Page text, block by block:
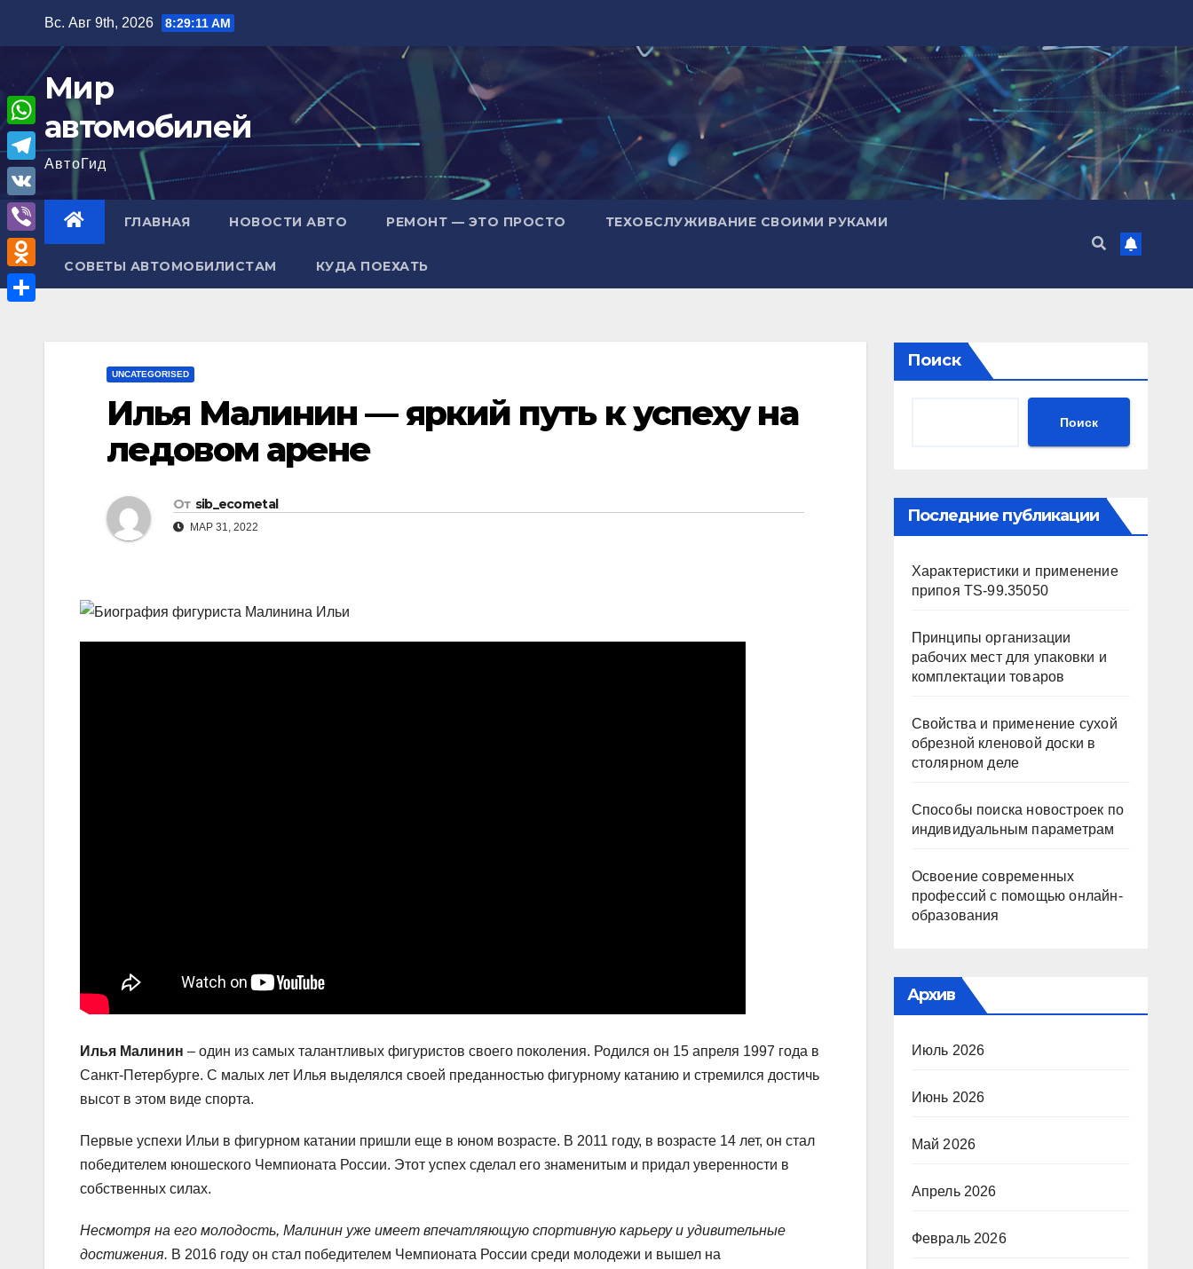
содержимому
Вс. Авг 9th, 2026 8:29:12 AM
Мир
автомобилей
АвтоГид
ГЛАВНАЯ НОВОСТИ АВТО РЕМОНТ — ЭТО ПРОСТО ТЕХОБСЛУЖИВАНИЕ СВОИМИ РУКАМИ
СОВЕТЫ АВТОМОБИЛИСТАМ КУДА ПОЕХАТЬ
UNCATEGORISED
Илья Малинин — яркий путь к успеху на
ледовом арене
От sib_ecometal
МАР 31, 2022
Илья Малинин – один из самых талантливых фигуристов своего поколения. Родился он 15 апреля 1997 года в
Санкт-Петербурге. С малых лет Илья выделялся своей преданностью фигурному катанию и стремился достичь
высот в этом виде спорта.
Первые успехи Ильи в фигурном катании пришли еще в юном возрасте. В 2011 году, в возрасте 14 лет, он стал
победителем юношеского Чемпионата России. Этот успех сделал его знаменитым и придал уверенности в
собственных силах.
Несмотря на его молодость, Малинин уже имеет впечатляющую спортивную карьеру и удивительные
достижения. В 2016 году он стал победителем Чемпионата России среди молодежи и вышел на
Поиск
Поиск
Последние публикации
Характеристики и применение
припоя TS-99.35050
Принципы организации
рабочих мест для упаковки и
комплектации товаров
Свойства и применение сухой
обрезной кленовой доски в
столярном деле
Способы поиска новостроек по
индивидуальным параметрам
Освоение современных
профессий с помощью онлайн-
образования
Архив
Июль 2026
Июнь 2026
Май 2026
Апрель 2026
Февраль 2026
W
h
a
A
T
e
l
e
g
V
K
V
i
b
O